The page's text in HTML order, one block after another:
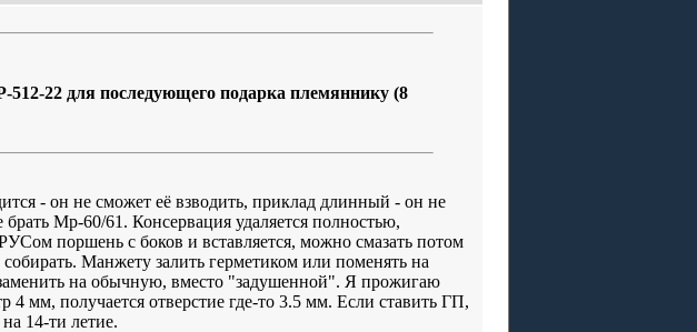
22 для последующего подарка племяннику (8
- он не сможет её взводить, приклад длинный - он не
Мр-60/61. Консервация удаляется полностью,
поршень с боков и вставляется, можно смазать потом
Манжету залить герметиком или поменять на
на обычную, вместо "задушенной". Я прожигаю
4 мм, получается отверстие где-то 3.5 мм. Если ставить ГП,
14-ти летие.